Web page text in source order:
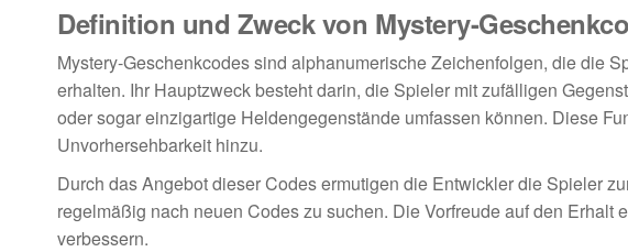
Definition und Zweck von Mystery-
Mystery-Geschenkcodes sind alphanumerische Zeichenfolgen, die die
erhalten. Ihr Hauptzweck besteht darin, die Spieler mit zufälligen
oder sogar einzigartige Heldengegenstände umfassen können. Diese
Unvorhersehbarkeit hinzu.
Durch das Angebot dieser Codes ermutigen die Entwickler die Spieler
regelmäßig nach neuen Codes zu suchen. Die Vorfreude auf den
verbessern.